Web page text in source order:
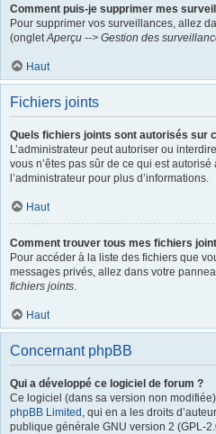
Comment puis-je supprimer mes
Pour supprimer vos surveillances, allez
(ongletAperçu --> Gestion des
Haut
Fichiers joints
Quels fichiers joints sont autorisés sur
L’administrateur peut autoriser ou
vous n’êtes pas sûr de ce qui est
l’administrateur pour plus d’informations.
Haut
Comment trouver tous mes fichiers
Pour accéder à la liste des fichiers que
messages privés, allez dans votre
fichiers joints.
Haut
Concernant phpBB
Qui a développé ce logiciel de forum ?
Ce logiciel (dans sa version non
phpBB Limited , qui en a les droits
publique générale GNU version 2 (GPL-